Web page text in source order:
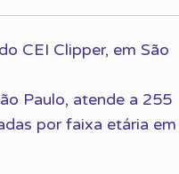
CEI Clipper, em São
Paulo, atende a 255
por faixa etária em